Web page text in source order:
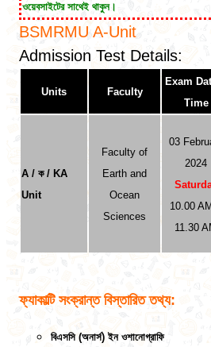
ওয়েবসাইটের সাথেই থাকুন।
BSMRMU A-Unit
Admission Test Details:
Units Faculty
Exam
Time
A / ক / KA
Unit
Faculty of
Earth and
Ocean
Sciences
03
2024
10.00
11.30
ফ্যাকাল্টি সংক্রান্ত বিস্তারিত তথ্য:
বিএসসি (অনার্স) ইন ওশানোগ্রাফি